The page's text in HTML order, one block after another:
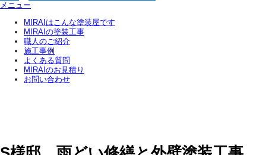
メニュー
MIRAIはこんな塗装屋です
MIRAIの塗装工事
職人のご紹介
施工事例
よくある質問
MIRAIのお見積り
お問い合わせ